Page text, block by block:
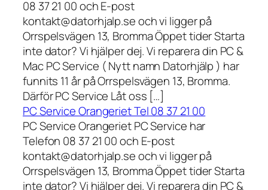
08 37 21 00 och E-post
kontakt@datorhjalp.se och vi ligger på
Orrspelsvägen 13, Bromma Öppet tider Starta
inte dator? Vi hjälper dej. Vi reparera din PC &
Mac PC Service ( Nytt namn Datorhjälp ) har
funnits 11 år på Orrspelsvägen 13, Bromma.
Därför PC Service Låt oss […]
PC Service Orangeriet Tel 08 37 21 00
PC Service Orangeriet PC Service har
Telefon 08 37 21 00 och E-post
kontakt@datorhjalp.se och vi ligger på
Orrspelsvägen 13, Bromma Öppet tider Starta
inte dator? Vi hjälper dej. Vi reparera din PC &